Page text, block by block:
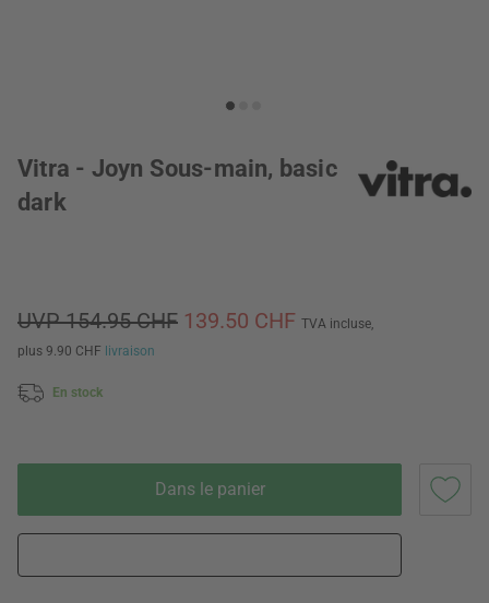
Vitra - Joyn Sous-main, basic
dark
UVP 154.95 CHF 139.50 CHF TVA incluse,
plus 9.90 CHF livraison
En stock
Dans le panier